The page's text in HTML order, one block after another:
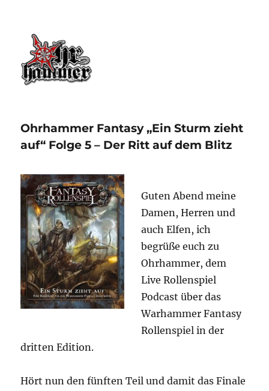
Ohrhammer.online
Ohrhammer Fantasy „Ein Sturm zieht
auf“ Folge 5 – Der Ritt auf dem Blitz
Guten Abend meine
Damen, Herren und
auch Elfen, ich
begrüße euch zu
Ohrhammer, dem
Live Rollenspiel
Podcast über das
Warhammer Fantasy
Rollenspiel in der
dritten Edition.
Hört nun den fünften Teil und damit das Finale